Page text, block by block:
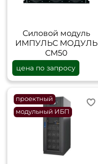
Силовой модуль
ИМПУЛЬС МОДУЛЬ
СМ50
цена по запросу
проектный
модульный ИБП